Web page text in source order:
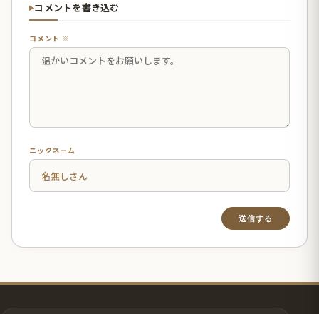
コメントを書き込む
コメント ※
ニックネーム